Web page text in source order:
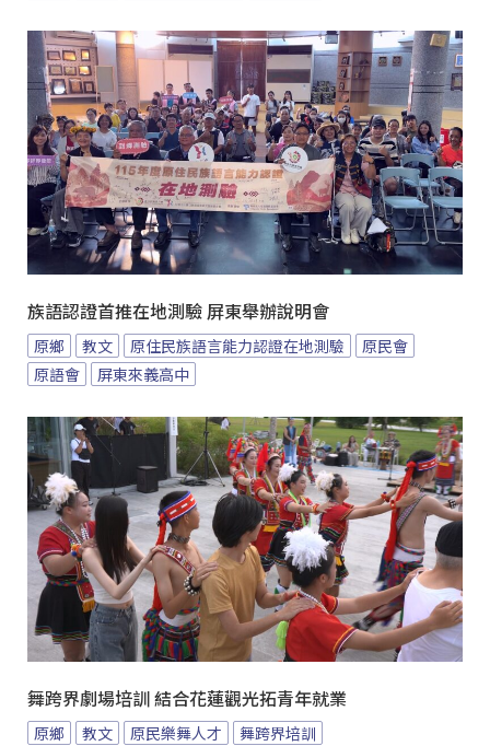
族語認證首推在地測驗 屏東舉辦說明會
原鄉 教文 原住民族語言能力認證在地測驗
原民會
原語會
屏東來義高中
舞跨界劇場培訓 結合花蓮觀光拓青年就業
原鄉 教文 原民樂舞人才 舞跨界培訓